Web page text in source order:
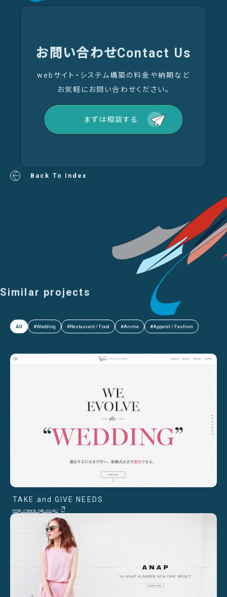
お問い合わせContact Us
webサイト・システム構築の料金や納期など
お気軽にお問い合わせください。
まずは相談する
Back To Index
Similar projects
All #Wedding #Restaurant / Food #Anime #Apparel / Fashion
TAKE and GIVE NEEDS
http://www.tgn.co.jp/